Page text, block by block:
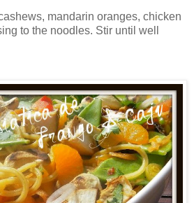
mandarin oranges, chicken
to the noodles. Stir until well